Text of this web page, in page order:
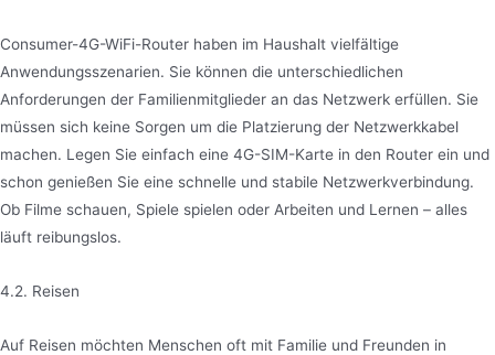
Consumer-4G-WiFi-Router haben im Haushalt vielfältige
Anwendungsszenarien. Sie können die unterschiedlichen
Anforderungen der Familienmitglieder an das Netzwerk erfüllen. Sie
müssen sich keine Sorgen um die Platzierung der Netzwerkkabel
machen. Legen Sie einfach eine 4G-SIM-Karte in den Router ein und
schon genießen Sie eine schnelle und stabile Netzwerkverbindung.
Ob Filme schauen, Spiele spielen oder Arbeiten und Lernen – alles
läuft reibungslos.
4.2. Reisen
Auf Reisen möchten Menschen oft mit Familie und Freunden in